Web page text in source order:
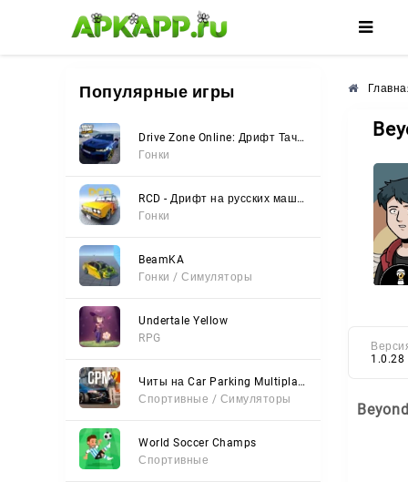
🌸 🌼 🌺
Популярные игры
Drive Zone Online: Дрифт Тачки
Гонки
RCD - Дрифт на русских машинах
Гонки
BeamKA
Гонки / Симуляторы
Undertale Yellow
RPG
Читы на Car Parking Multiplayer 2 (Все открыто, Мод-Меню)
Спортивные / Симуляторы
World Soccer Champs
Спортивные
1.0.28